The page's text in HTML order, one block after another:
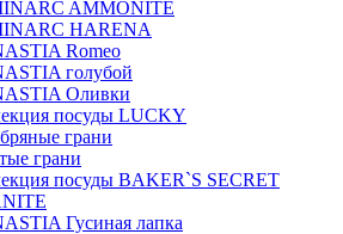
AMMONITE
HARENA
Romeo
голубой
Оливки
посуды LUCKY
грани
грани
посуды BAKER`S SECRET
Гусиная лапка